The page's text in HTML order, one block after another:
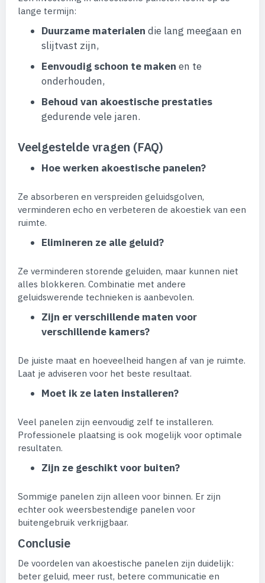
lange termijn:
Duurzame materialen die lang meegaan en
slijtvast zijn,
Eenvoudig schoon te maken en te
onderhouden,
Behoud van akoestische prestaties
gedurende vele jaren.
Veelgestelde vragen (FAQ)
Hoe werken akoestische panelen?
Ze absorberen en verspreiden geluidsgolven,
verminderen echo en verbeteren de akoestiek van een
ruimte.
Elimineren ze alle geluid?
Ze verminderen storende geluiden, maar kunnen niet
alles blokkeren. Combinatie met andere
geluidswerende technieken is aanbevolen.
Zijn er verschillende maten voor
verschillende kamers?
De juiste maat en hoeveelheid hangen af van je ruimte.
Laat je adviseren voor het beste resultaat.
Moet ik ze laten installeren?
Veel panelen zijn eenvoudig zelf te installeren.
Professionele plaatsing is ook mogelijk voor optimale
resultaten.
Zijn ze geschikt voor buiten?
Sommige panelen zijn alleen voor binnen. Er zijn
echter ook weersbestendige panelen voor
buitengebruik verkrijgbaar.
Conclusie
De voordelen van akoestische panelen zijn duidelijk:
beter geluid, meer rust, betere communicatie en